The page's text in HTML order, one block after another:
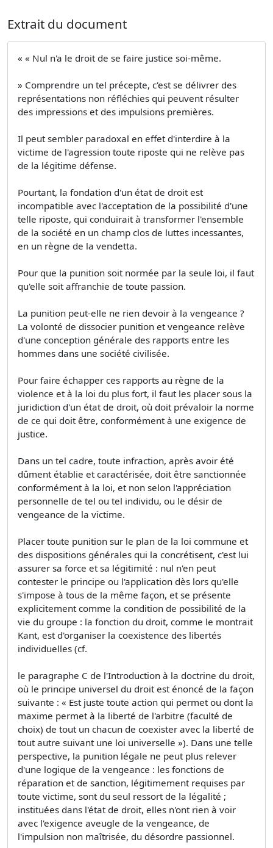
Extrait du document
« « Nul n'a le droit de se faire justice soi-même.
» Comprendre un tel précepte, c'est se délivrer des
représentations non réfléchies qui peuvent résulter
des impressions et des impulsions premières.
Il peut sembler paradoxal en effet d'interdire à la
victime de l'agression toute riposte qui ne relève pas
de la légitime défense.
Pourtant, la fondation d'un état de droit est
incompatible avec l'acceptation de la possibilité d'une
telle riposte, qui conduirait à transformer l'ensemble
de la société en un champ clos de luttes incessantes,
en un règne de la vendetta.
Pour que la punition soit normée par la seule loi, il faut
qu'elle soit affranchie de toute passion.
La punition peut-elle ne rien devoir à la vengeance ?
La volonté de dissocier punition et vengeance relève
d'une conception générale des rapports entre les
hommes dans une société civilisée.
Pour faire échapper ces rapports au règne de la
violence et à la loi du plus fort, il faut les placer sous la
juridiction d'un état de droit, où doit prévaloir la norme
de ce qui doit être, conformément à une exigence de
justice.
Dans un tel cadre, toute infraction, après avoir été
dûment établie et caractérisée, doit être sanctionnée
conformément à la loi, et non selon l'appréciation
personnelle de tel ou tel individu, ou le désir de
vengeance de la victime.
Placer toute punition sur le plan de la loi commune et
des dispositions générales qui la concrétisent, c'est lui
assurer sa force et sa légitimité : nul n'en peut
contester le principe ou l'application dès lors qu'elle
s'impose à tous de la même façon, et se présente
explicitement comme la condition de possibilité de la
vie du groupe : la fonction du droit, comme le montrait
Kant, est d'organiser la coexistence des libertés
individuelles (cf.
le paragraphe C de l'Introduction à la doctrine du droit,
où le principe universel du droit est énoncé de la façon
suivante : « Est juste toute action qui permet ou dont la
maxime permet à la liberté de l'arbitre (faculté de
choix) de tout un chacun de coexister avec la liberté de
tout autre suivant une loi universelle »). Dans une telle
perspective, la punition légale ne peut plus relever
d'une logique de la vengeance : les fonctions de
réparation et de sanction, légitimement requises par
toute victime, sont du seul ressort de la légalité ;
instituées dans l'état de droit, elles n'ont rien à voir
avec l'exigence aveugle de la vengeance, de
l'impulsion non maîtrisée, du désordre passionnel.